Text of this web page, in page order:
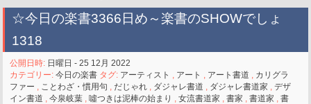
☆今日の楽書3366日め～楽書のSHOWでしょ
1318
公開日時: 日曜日 - 25 12月 2022
カテゴリー:今日の楽書 タグ: アーティスト アート アート書道
カリグラ
ファー
ことわざ・慣用句 だじゃれ ダジャレ書道 ダジャレ書道家 ,デザ
イン書道
,今泉岐葉 ,噓つきは泥棒の始まり ,女流書道家 ,書家 ,書道家 ,書